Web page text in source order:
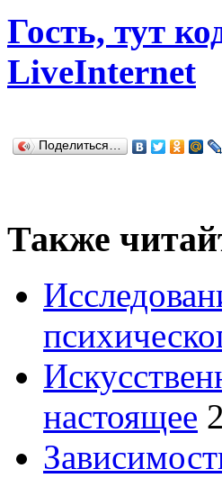
Гость, тут
LiveInternet
Поделиться…
Также
настоящее